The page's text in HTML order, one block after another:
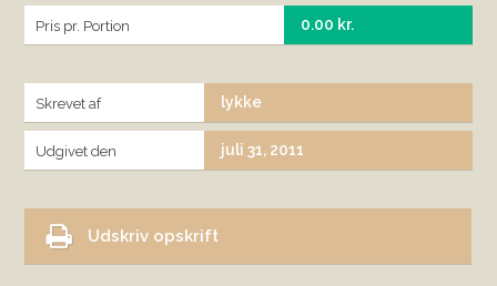
Pris pr. Portion 0.00 kr.
Skrevet af lykke
Udgivet den juli 31, 2011
Udskriv opskrift